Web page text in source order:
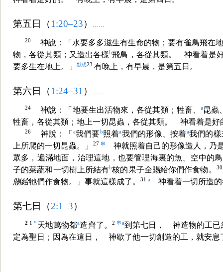
第五日（1:20–23） ……
20 神說：「水要多多滋生有生命的物；要有雀鳥飛在
物，各從其類；又造出各樣b飛鳥，各從其類。 神看着是
要多生在地上。」
默想23 有晚上，有早晨，是第五日。
第六日（1:24–31 ）
24 神說：「地要生出活物來，各從其類；牲畜、 a昆蟲
牲畜，各從其類；地上一切昆蟲，各從其類。 神看着是好
26 神說：「 a我們要b照着a我們的形像、按着a我們的
上所爬的一切昆蟲。」
27 串
神就照着自己的形像造人，乃
眾多，遍滿地面，治理這地，也要管理海裏的魚、空中的
子的菜蔬和一切樹上所結有b核的果子全賜給你們作食物。
賜給牠們作食物。」事就這樣成了。 31 a 神看着一切所造的
第七日（2:1–3）
2 1* 天地萬物都a造齊了。2 串a到第七日， 神造物的工已
定為聖日；因為在這日， 神歇了他一切創造的工，就安息